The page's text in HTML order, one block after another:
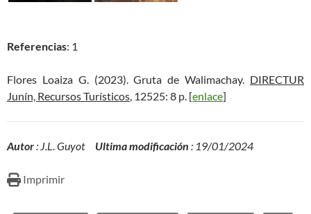
Referencias: 1
Flores Loaiza G. (2023). Gruta de Walimachay. DIRECTUR
Junín, Recursos Turísticos, 12525: 8 p. [enlace]
Autor: J.L. Guyot Ultima modificación : 19/01/2024
Imprimir